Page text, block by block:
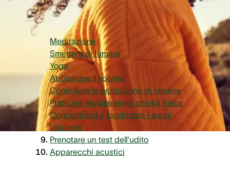
Argomenti Trattati
Meditazione
Smettere di fumare
Yoga
Abbassare il volume
Controllare la produzione di cerume
Praticare regolarmente attività fisica
Concentrarsi a localizzare i suoni
Vitamine
Prenotare un test dell'udito
Apparecchi acustici